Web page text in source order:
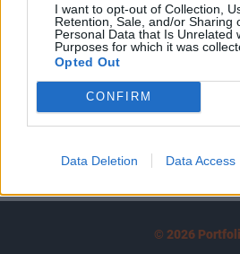
I want to opt-out of Collection,
Retention, Sale, and/or Sharing
Personal Data that Is Unrelated
Purposes for which it was
Opted Out
CONFIRM
Data Deletion Data Access
Előfizetés
MÁR ELŐFIZETŐNK VAGY?
© 2026